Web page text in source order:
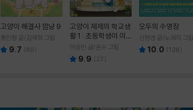
고양이 해결사 깜냥 9
홍민정 글/김재희 그림
9.7 (60)
고양이 제제의 학교생
활 1 : 초등학생이 이
렇게 힘들 줄이야
이승민 글/온수 그림
9.9 ( 27)
모두의 수영장
신현경 글/노예지 그림
10.0 (126)